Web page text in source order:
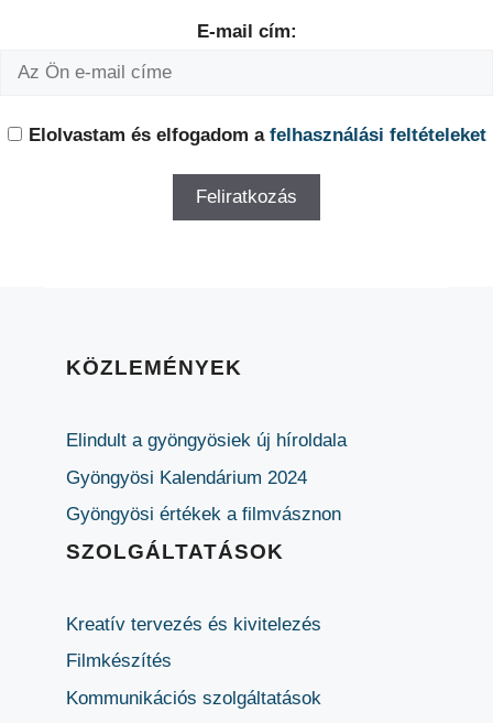
E-mail cím:
Elolvastam és elfogadom a felhasználási feltételeket
KÖZLEMÉNYEK
Elindult a gyöngyösiek új híroldala
Gyöngyösi Kalendárium 2024
Gyöngyösi értékek a filmvásznon
SZOLGÁLTATÁSOK
Kreatív tervezés és kivitelezés
Filmkészítés
Kommunikációs szolgáltatások